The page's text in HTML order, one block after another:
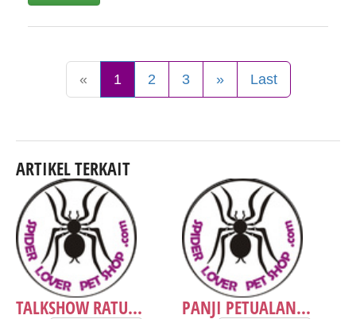
« 1 2 3 » Last
ARTIKEL TERKAIT
TALKSHOW RATU... PANJI PETUALAN...